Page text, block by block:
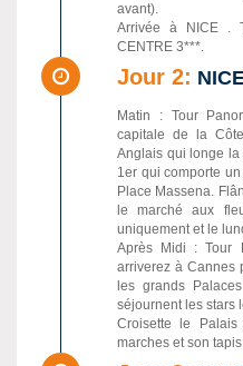
avant).
Arrivée à NICE .
CENTRE 3***.
Jour 2:
Matin : Tour
capitale de la
Anglais qui longe la
1er qui comporte
Place Massena.
le marché aux
uniquement et le
Après Midi : Tour
arriverez à Cannes
les grands
séjournent les stars
Croisette le
marches et son